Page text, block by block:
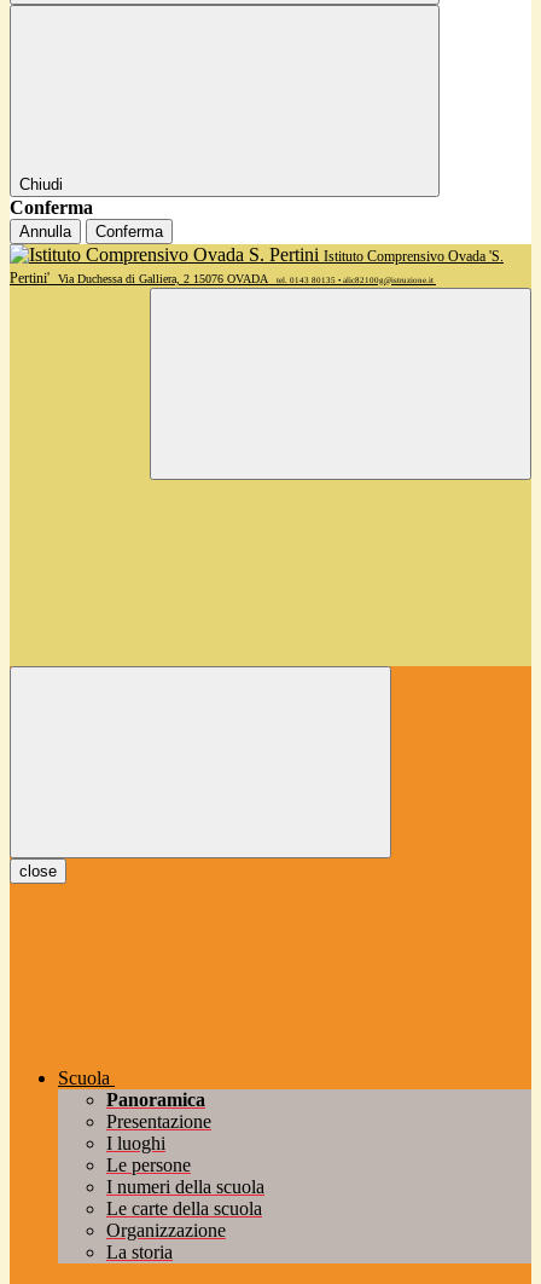
Chiudi
Conferma
Annulla Conferma
Istituto Comprensivo Ovada 'S.
Pertini'
Via Duchessa di Galliera, 2 15076 OVADA tel. 0143 80135 • alic82100g@istruzione.it
close
Scuola
Panoramica
Presentazione
I luoghi
Le persone
I numeri della scuola
Le carte della scuola
Organizzazione
La storia